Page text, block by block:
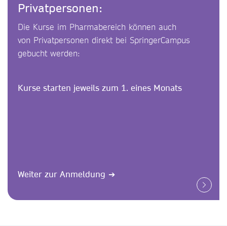
Privatpersonen:
Die Kurse im Pharmabereich können auch
von Privatpersonen direkt bei SpringerCampus
gebucht werden:
Kurse starten jeweils zum 1. eines Monats
Weiter zur Anmeldung ➔